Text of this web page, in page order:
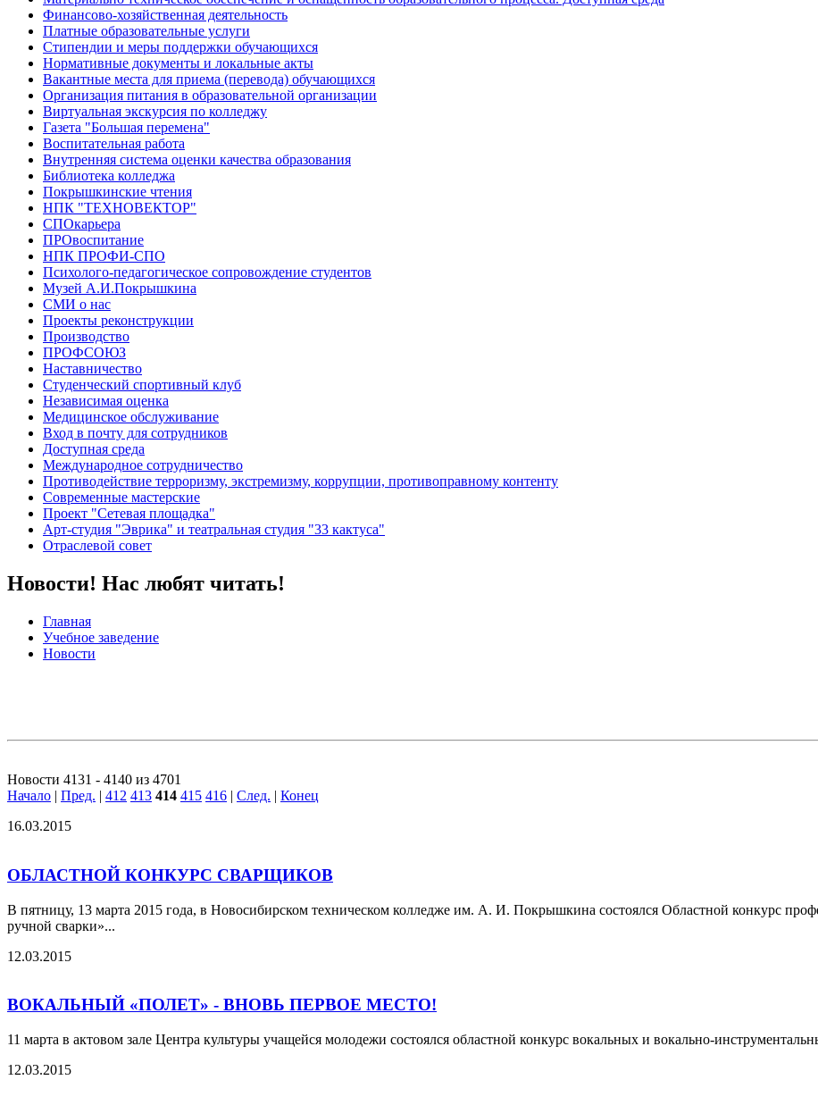
Финансово-хозяйственная деятельность
Платные образовательные услуги
Стипендии и меры поддержки обучающихся
Нормативные документы и локальные акты
Вакантные места для приема (перевода) обучающихся
Организация питания в образовательной организации
Виртуальная экскурсия по колледжу
Газета "Большая перемена"
Воспитательная работа
Внутренняя система оценки качества образования
Библиотека колледжа
Покрышкинские чтения
НПК "ТЕХНОВЕКТОР"
СПОкарьера
ПРОвоспитание
НПК ПРОФИ-СПО
Психолого-педагогическое сопровождение студентов
Музей А.И.Покрышкина
СМИ о нас
Проекты реконструкции
Производство
ПРОФСОЮЗ
Наставничество
Студенческий спортивный клуб
Независимая оценка
Медицинское обслуживание
Вход в почту для сотрудников
Доступная среда
Международное сотрудничество
Противодействие терроризму, экстремизму, коррупции, противоправному контенту
Современные мастерские
Проект "Сетевая площадка"
Арт-студия "Эврика" и театральная студия "33 кактуса"
Отраслевой совет
Новости! Нас любят читать!
Главная
Учебное заведение
Новости
Новости 4131 - 4140 из 4701
Начало | Пред. | 412 413 414 415 416 | След. | Конец
16.03.2015
ОБЛАСТНОЙ КОНКУРС СВАРЩИКОВ
В пятницу, 13 марта 2015 года, в Новосибирском техническом колледже им. А. И. Покрышкина состоялся Областной конкурс
ручной сварки»...
12.03.2015
ВОКАЛЬНЫЙ «ПОЛЕТ» - ВНОВЬ ПЕРВОЕ МЕСТО!
11 марта в актовом зале Центра культуры учащейся молодежи состоялся областной конкурс вокальных и вокально-
12.03.2015